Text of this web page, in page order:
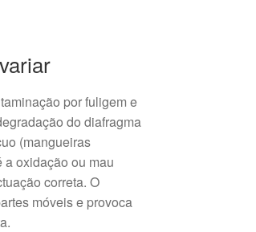
por fuligem e
do diafragma
(mangueiras
a oxidação ou mau
correta. O
móveis e provoca